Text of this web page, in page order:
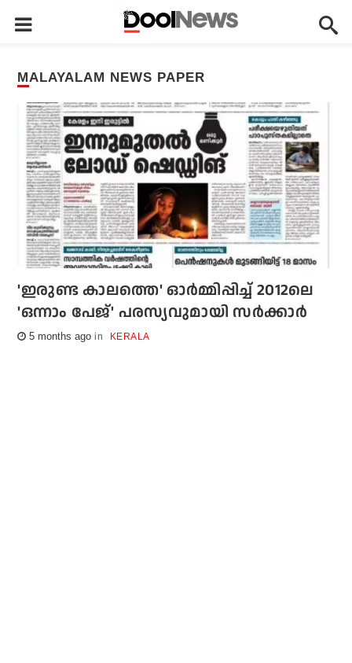
MALAYALAM NEWS PAPER
'ഇരുണ്ട കാലത്തെ' ഓര്‍മ്മിപ്പിച്ച് 2012ലെ
'ഒന്നാം പേജ്' പരസ്യവുമായി സര്‍ക്കാര്‍
5 months ago KERALA